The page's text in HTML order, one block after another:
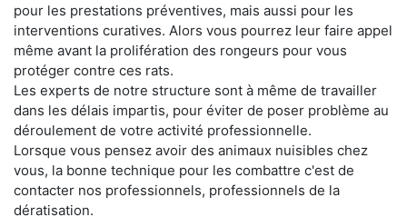
pour les prestations préventives, mais aussi pour les
interventions curatives. Alors vous pourrez leur faire appel
même avant la prolifération des rongeurs pour vous
protéger contre ces rats.
Les experts de notre structure sont à même de travailler
dans les délais impartis, pour éviter de poser problème au
déroulement de votre activité professionnelle.
Lorsque vous pensez avoir des animaux nuisibles chez
vous, la bonne technique pour les combattre c'est de
contacter nos professionnels, professionnels de la
dératisation.